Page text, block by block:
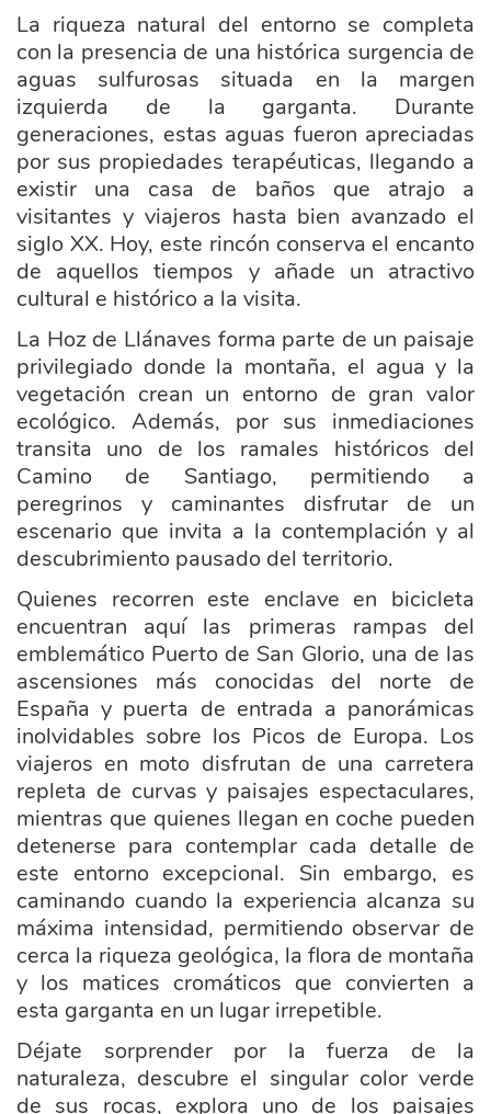
La riqueza natural del entorno se completa
con la presencia de una histórica surgencia de
aguas sulfurosas situada en la margen
izquierda de la garganta. Durante
generaciones, estas aguas fueron apreciadas
por sus propiedades terapéuticas, llegando a
existir una casa de baños que atrajo a
visitantes y viajeros hasta bien avanzado el
siglo XX. Hoy, este rincón conserva el encanto
de aquellos tiempos y añade un atractivo
cultural e histórico a la visita.
La Hoz de Llánaves forma parte de un paisaje
privilegiado donde la montaña, el agua y la
vegetación crean un entorno de gran valor
ecológico. Además, por sus inmediaciones
transita uno de los ramales históricos del
Camino de Santiago, permitiendo a
peregrinos y caminantes disfrutar de un
escenario que invita a la contemplación y al
descubrimiento pausado del territorio.
Quienes recorren este enclave en bicicleta
encuentran aquí las primeras rampas del
emblemático Puerto de San Glorio, una de las
ascensiones más conocidas del norte de
España y puerta de entrada a panorámicas
inolvidables sobre los Picos de Europa. Los
viajeros en moto disfrutan de una carretera
repleta de curvas y paisajes espectaculares,
mientras que quienes llegan en coche pueden
detenerse para contemplar cada detalle de
este entorno excepcional. Sin embargo, es
caminando cuando la experiencia alcanza su
máxima intensidad, permitiendo observar de
cerca la riqueza geológica, la flora de montaña
y los matices cromáticos que convierten a
esta garganta en un lugar irrepetible.
Déjate sorprender por la fuerza de la
naturaleza, descubre el singular color verde
de sus rocas, explora uno de los paisajes